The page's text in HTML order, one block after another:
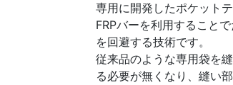
専用に開発したポケット
FRPバーを利用すること
を回避する技術です。
従来品のような専用袋を
る必要が無くなり、縫い